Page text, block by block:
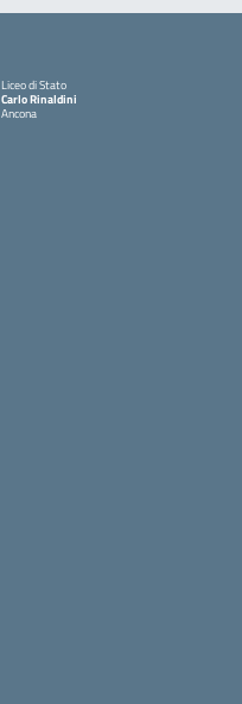
Liceo di Stato
Carlo Rinaldini
Ancona